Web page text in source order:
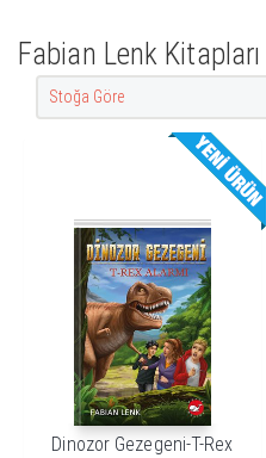
Fabian Lenk Kitapları
Dinozor Gezegeni-T-Rex